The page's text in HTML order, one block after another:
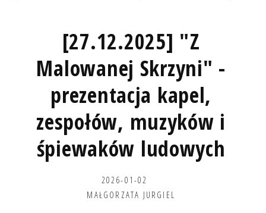
[27.12.2025] "Z
Malowanej Skrzyni" -
prezentacja kapel,
zespołów, muzyków i
śpiewaków ludowych
2026-01-02
MAŁGORZATA JURGIEL